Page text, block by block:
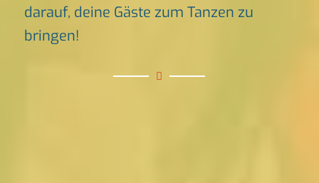
darauf, deine Gäste zum Tanzen zu
bringen!